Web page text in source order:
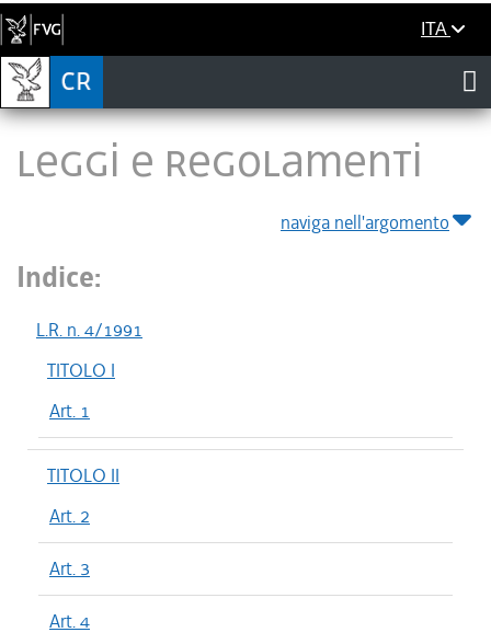
ITA
LEGGI E REGOLAMENTI
naviga nell'argomento
Indice:
L.R. n. 4/1991
TITOLO I
Art. 1
TITOLO II
Art. 2
Art. 3
Art. 4